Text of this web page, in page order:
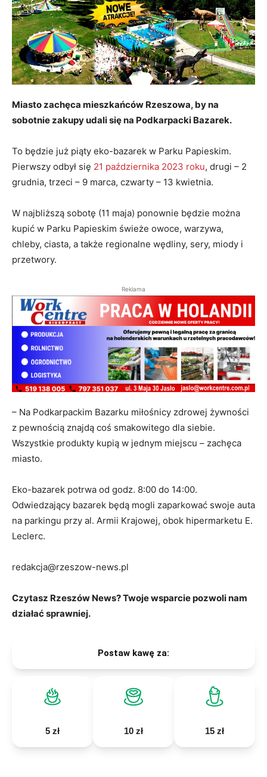
Miasto zachęca mieszkańców Rzeszowa, by na
sobotnie zakupy udali się na Podkarpacki Bazarek.
To będzie już piąty eko-bazarek w Parku Papieskim.
Pierwszy odbył się 21 października 2023 roku, drugi – 2
grudnia, trzeci – 9 marca, czwarty – 13 kwietnia.
W najbliższą sobotę (11 maja) ponownie będzie można
kupić w Parku Papieskim świeże owoce, warzywa,
chleby, ciasta, a także regionalne wędliny, sery, miody i
przetwory.
Reklama
– Na Podkarpackim Bazarku miłośnicy zdrowej żywności
z pewnością znajdą coś smakowitego dla siebie.
Wszystkie produkty kupią w jednym miejscu – zachęca
miasto.
Eko-bazarek potrwa od godz. 8:00 do 14:00.
Odwiedzający bazarek będą mogli zaparkować swoje auta
na parkingu przy al. Armii Krajowej, obok hipermarketu E.
Leclerc.
redakcja@rzeszow-news.pl
Czytasz Rzeszów News? Twoje wsparcie pozwoli nam
działać sprawniej.
Postaw kawę za:
5 zł 10 zł 15 zł